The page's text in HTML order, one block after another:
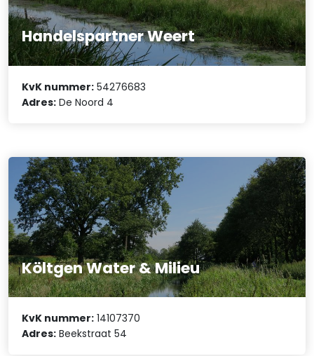
Handelspartner Weert
KvK nummer: 54276683
Adres: De Noord 4
Költgen Water & Milieu
KvK nummer: 14107370
Adres: Beekstraat 54